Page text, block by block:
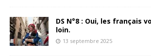
DS N°8 : Oui, les français
loin.
13 septembre 2025